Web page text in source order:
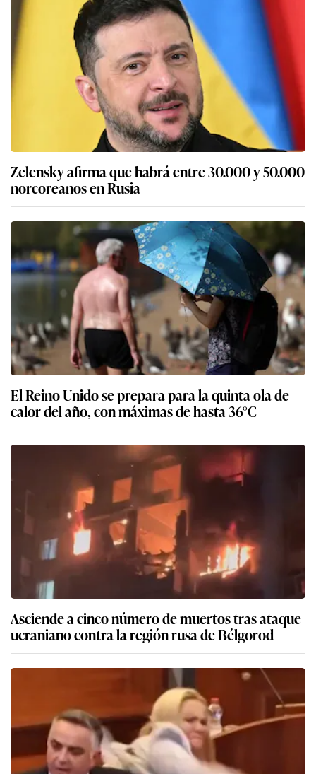
Zelensky afirma que habrá entre 30.000 y 50.000
norcoreanos en Rusia
El Reino Unido se prepara para la quinta ola de
calor del año, con máximas de hasta 36°C
Asciende a cinco número de muertos tras ataque
ucraniano contra la región rusa de Bélgorod